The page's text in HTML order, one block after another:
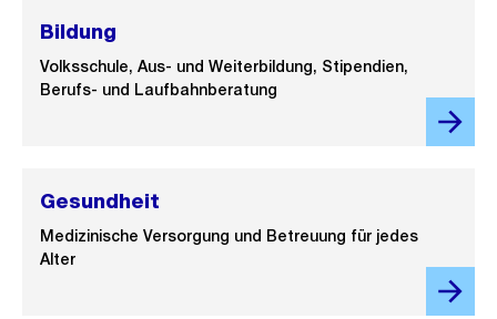
Bildung
Volksschule, Aus- und Weiterbildung, Stipendien,
Berufs- und Laufbahnberatung
Gesundheit
Medizinische Versorgung und Betreuung für jedes
Alter